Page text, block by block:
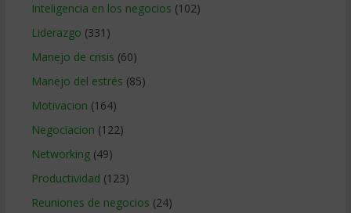
Inteligencia en los negocios (102)
Liderazgo (331)
Manejo de crisis (60)
Manejo del estrés (85)
Motivacion (164)
Negociacion (122)
Networking(49)
Productividad (123)
Reuniones de negocios (24)